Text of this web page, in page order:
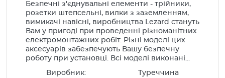
Подовжувачі та колодки
Прилади опалення
Альтернативна енергетика
Безпечні з'єднувальні елементи - трійники,
розетки штепсельні, вилки з заземленням,
вимикачі навісні, виробництва Lezard стануть
Вам у пригоді при проведенні різноманітних
електромонтажних робіт. Різні моделі цих
аксесуарів забезпечують Вашу безпечну
роботу при установці. Всі моделі виконані...
Виробник: Туреччина